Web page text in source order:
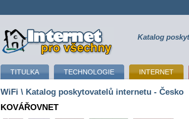
připojení k internetu Katalog
TITULKA TECHNOLOGIE INTERNET
WiFi \ Katalog poskytovatelů internetu - Česko
KOVÁŘOVNET